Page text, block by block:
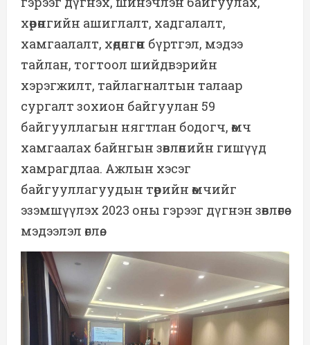
хөрөнгийн ашиглалт, хадгалалт,
хамгаалалт, хөдөлгөөн бүртгэл, мэдээ
тайлан, тогтоол шийдвэрийн
хэрэгжилт, тайлагналтын талаар
сургалт зохион байгуулан 59
байгууллагын нягтлан бодогч, өмч
хамгаалах байнгын зөвлөлийн гишүүд
хамрагдлаа. Ажлын хэсэг
байгууллагуудын төрийн өмчийг
эзэмшүүлэх 2023 оны гэрээг дүгнэн зөвлөгөө
мэдээлэл өглөө.